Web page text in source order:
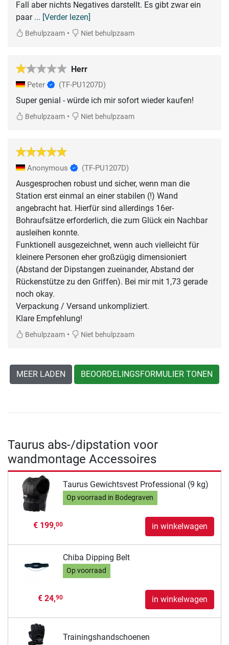
Fall aber nichts Negatives darstellt. Es gibt zwar ein
paar ... [Verder lezen]
Behulpzaam • Niet behulpzaam
Herr
Peter (TF-PU1207D)
Super genial - würde ich mir sofort wieder kaufen!
Behulpzaam • Niet behulpzaam
Anonymous (TF-PU1207D)
Ausgesprochen robust und sicher, wenn man die
Station erst einmal an einer stabilen (!) Wand
angebracht hat. Hierfür sind allerdings 16er-
Bohraufsätze erforderlich, die zum Glück ein Nachbar
ausleihen konnte.
Funktionell ausgezeichnet, wenn auch vielleicht für
kleinere Personen eher großzügig dimensioniert
(Abstand der Dipstangen zueinander, Abstand der
Rückenstütze zu den Griffen). Bei mir mit 1,73 gerade
noch okay.
Verpackung / Versand unkompliziert.
Klare Empfehlung!
Behulpzaam • Niet behulpzaam
MEER LADEN BEOORDELINGSFORMULIER TONEN
Taurus abs-/dipstation voor
wandmontage Accessoires
Taurus Gewichtsvest Professional (9 kg)
Op voorraad in Bodegraven
€ 199,00 in winkelwagen
Chiba Dipping Belt
Op voorraad
€ 24,90 in winkelwagen
Trainingshandschoenen